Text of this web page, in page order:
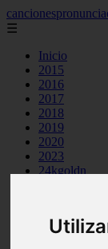
☰
Inicio
2015
2016
2017
2018
2019
2020
2023
24kgoldn
aimee carty